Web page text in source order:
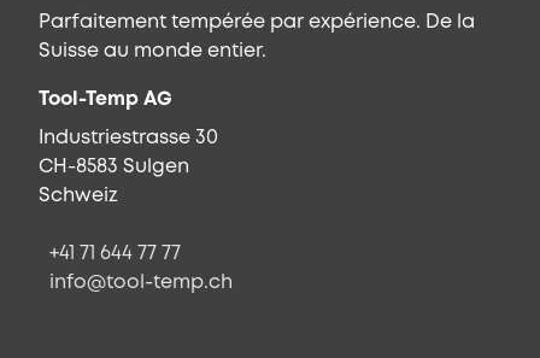
Parfaitement tempérée par expérience. De la
Suisse au monde entier.
Tool-Temp AG
Industriestrasse 30
CH-8583 Sulgen
Schweiz
+41 71 644 77 77
info@tool-temp.ch